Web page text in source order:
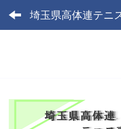
埼玉県高体連テニ